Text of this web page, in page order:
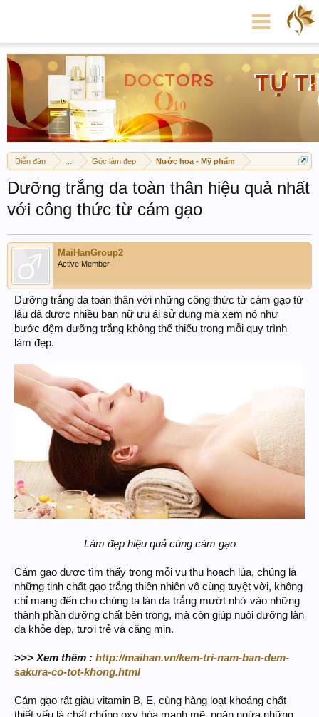
Diễn đàn Góc làm đẹp Nước hoa - Mỹ phẩm
Dưỡng trắng da toàn thân hiệu quả nhất
với công thức từ cám gạo
MaiHanGroup2
Active Member
Dưỡng trắng da toàn thân với những công thức từ cám gạo từ
lâu đã được nhiều bạn nữ ưu ái sử dụng mà xem nó như
bước đệm dưỡng trắng không thể thiếu trong mỗi quy trình
làm đẹp.
Làm đẹp hiệu quả cùng cám gạo
Cám gạo được tìm thấy trong mỗi vụ thu hoạch lúa, chúng là
những tinh chất gạo trắng thiên nhiên vô cùng tuyệt vời, không
chỉ mang đến cho chúng ta làn da trắng mướt nhờ vào những
thành phần dưỡng chất bên trong, mà còn giúp nuôi dưỡng làn
da khỏe đẹp, tươi trẻ và căng mịn.
>>> Xem thêm : http://maihan.vn/kem-tri-nam-ban-dem-
sakura-co-tot-khong.html
Cám gạo rất giàu vitamin B, E, cùng hàng loạt khoáng chất